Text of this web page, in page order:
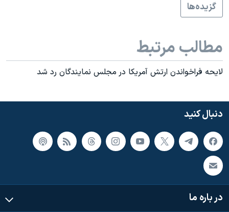
گزيده‌ها
مطالب مرتبط
لايحه فراخواندن ارتش آمريکا در مجلس نمايندگان رد شد
دنبال کنید
در باره ما